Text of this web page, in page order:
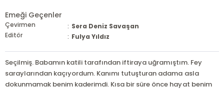
Emeği Geçenler
Çevirmen : Sera Deniz Savaşan
Editör
: Fulya Yıldız
Seçilmiş. Babamın katili tarafından iftiraya uğramıştım. Fey
saraylarından kaçıyordum. Kanımı tutuşturan adama asla
dokunmamak benim kaderimdi. Kısa bir süre önce hayat benim